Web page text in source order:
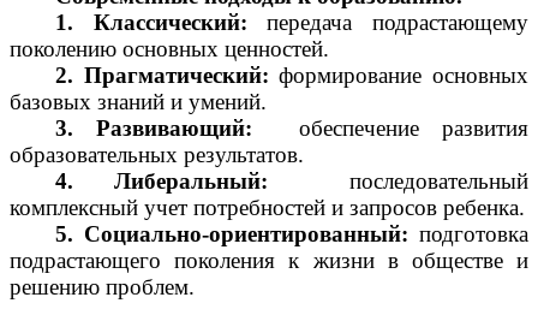
1. Классический:передача подрастающему
поколению основных ценностей.
2. Прагматический:формирование основных
базовых знаний и умений.
3. Развивающий: обеспечение развития
образовательных результатов.
4. Либеральный: последовательный
комплексный учет потребностей и запросов ребенка.
5. Социально-ориентированный: подготовка
подрастающего поколения к жизни в обществе и
решению проблем.